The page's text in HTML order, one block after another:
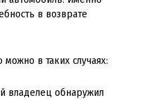
в возврате
в таких случаях:
владелец обнаружил